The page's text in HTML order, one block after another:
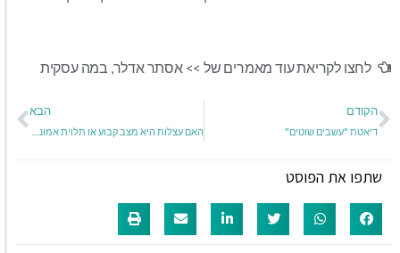
לחצו לקריאת עוד מאמרים של >> אסתר אדלר, במה עסקית
הקודם
דיאטת "עשבים שוטים"
הבא
שתפו את הפוסט